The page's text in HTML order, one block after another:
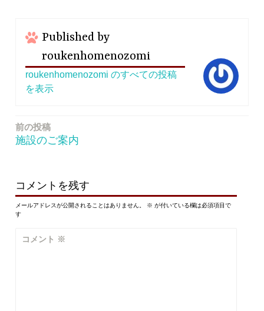
Published by
roukenhomenozomi
roukenhomenozomi のすべての投稿
を表示
投
稿
ビ
ゲ
シ
前の投稿
施設のご案内
コメントを残す
メールアドレスが公開されることはありません。 ※ が付いている欄は必須項目で
す
コメント ※